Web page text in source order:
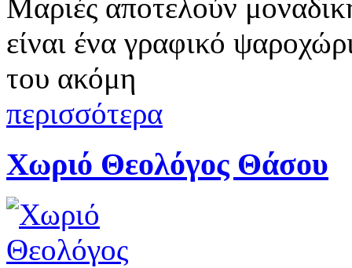
Μαριές αποτελούν
είναι ένα γραφικό
του ακόμη
περισσότερα
Χωριό Θεολόγος Θάσου